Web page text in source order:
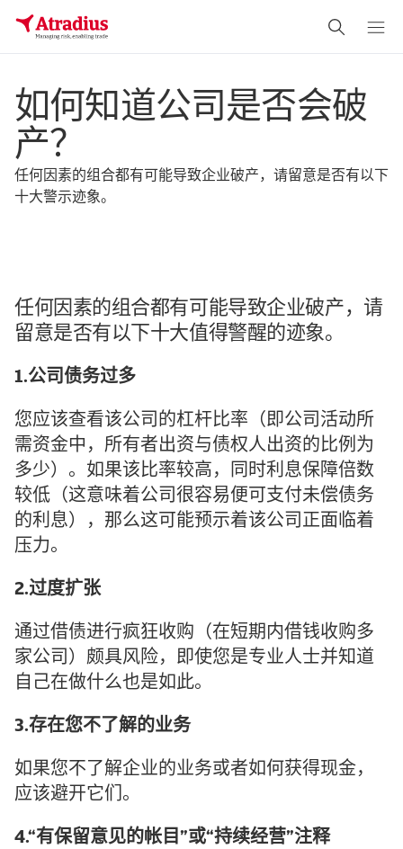
如何知道公司是否会破
产？
任何因素的组合都有可能导致企业破产，请留意是否有以下
十大警示迹象。
任何因素的组合都有可能导致企业破产，请
留意是否有以下十大值得警醒的迹象。
1.公司债务过多
您应该查看该公司的杠杆比率（即公司活动所
需资金中，所有者出资与债权人出资的比例为
多少）。如果该比率较高，同时利息保障倍数
较低（这意味着公司很容易便可支付未偿债务
的利息），那么这可能预示着该公司正面临着
压力。
2.过度扩张
通过借债进行疯狂收购（在短期内借钱收购多
家公司）颇具风险，即使您是专业人士并知道
自己在做什么也是如此。
3.存在您不了解的业务
如果您不了解企业的业务或者如何获得现金，
应该避开它们。
4.“有保留意见的帐目”或“持续经营”注释